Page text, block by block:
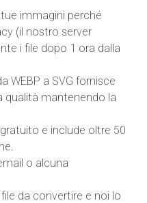
immagini perché
(il nostro server
i file dopo 1 ora dalla
WEBP a SVG fornisce
qualità mantenendo la
e include oltre 50
o alcuna
da convertire e noi lo